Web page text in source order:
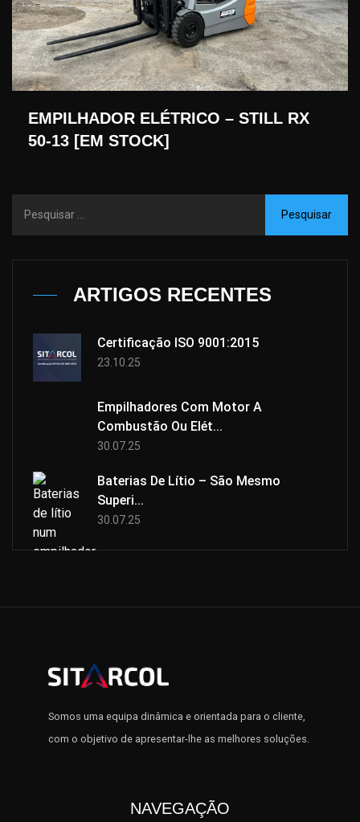
EMPILHADOR ELÉTRICO – STILL RX
50-13 [EM STOCK]
ARTIGOS RECENTES
Certificação ISO 9001:2015
23.10.25
Empilhadores Com Motor A
Combustão Ou Elét...
30.07.25
Baterias De Lítio – São Mesmo
Superi...
30.07.25
Somos uma equipa dinâmica e orientada para o cliente,
com o objetivo de apresentar-lhe as melhores soluções.
NAVEGAÇÃO